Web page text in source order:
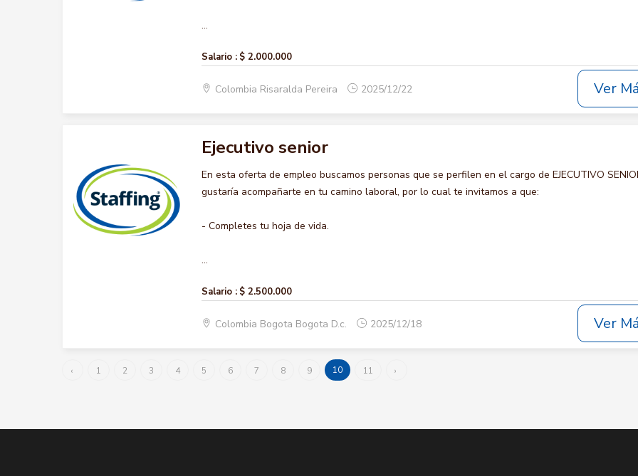
...
Salario : $ 2.000.000
Colombia Risaralda Pereira 2025/12/22 Ver
Ejecutivo senior
En esta oferta de empleo buscamos personas que se perfilen en el cargo de EJECUTIVO
gustaría acompañarte en tu camino laboral, por lo cual te invitamos a que:
- Completes tu hoja de vida.
...
Salario : $ 2.500.000
Colombia Bogota Bogota D.c. 2025/12/18 Ver
‹ 1 2 3 4 5 6 7 8 9 10 11 ›